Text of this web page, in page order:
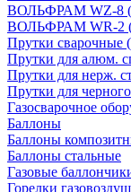
ВОЛЬФРАМ WZ-8
ВОЛЬФРАМ WR-2
Прутки сварочные
Прутки для алюм.
Прутки для нерж.
Прутки для
Газосварочное
Баллоны
Баллоны
Баллоны стальные
Газовые
Горелки